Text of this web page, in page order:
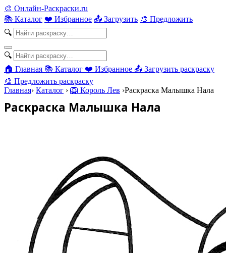
🎨 Онлайн-Раскраски.ru
📚 Каталог ❤️ Избранное 📤 Загрузить 🎨 Предложить
🔍
🔍
🏠 Главная 📚 Каталог ❤️ Избранное 📤 Загрузить раскраску
🎨 Предложить раскраску
Главная› Каталог › 🦁 Король Лев ›Раскраска Малышка Нала
Раскраска Малышка Нала